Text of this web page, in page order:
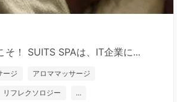
そ！ SUITS SPAは、IT企業に...
ージ アロママッサージ
リフレクソロジー ...